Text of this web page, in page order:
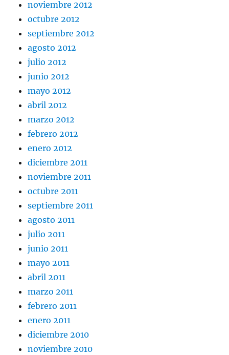
noviembre 2012
octubre 2012
septiembre 2012
agosto 2012
julio 2012
junio 2012
mayo 2012
abril 2012
marzo 2012
febrero 2012
enero 2012
diciembre 2011
noviembre 2011
octubre 2011
septiembre 2011
agosto 2011
julio 2011
junio 2011
mayo 2011
abril 2011
marzo 2011
febrero 2011
enero 2011
diciembre 2010
noviembre 2010